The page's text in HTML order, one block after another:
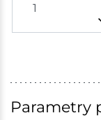
Skladem -
Choceň
Parametry